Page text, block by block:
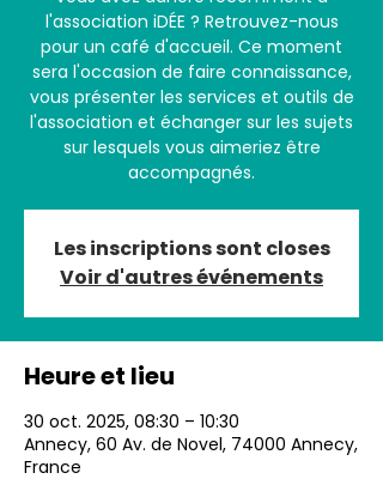
l'association iDÉE ? Retrouvez-nous
pour un café d'accueil. Ce moment
sera l'occasion de faire connaissance,
vous présenter les services et outils de
l'association et échanger sur les sujets
sur lesquels vous aimeriez être
accompagnés.
Les inscriptions sont closes
Voir d'autres événements
Heure et lieu
30 oct. 2025, 08:30 – 10:30
Annecy, 60 Av. de Novel, 74000 Annecy,
France